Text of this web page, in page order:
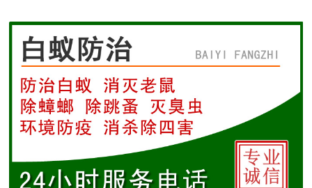
阜宁白蚁防治
射阳白蚁防治
建湖白蚁防治
东台白蚁防治
涟水白蚁防治